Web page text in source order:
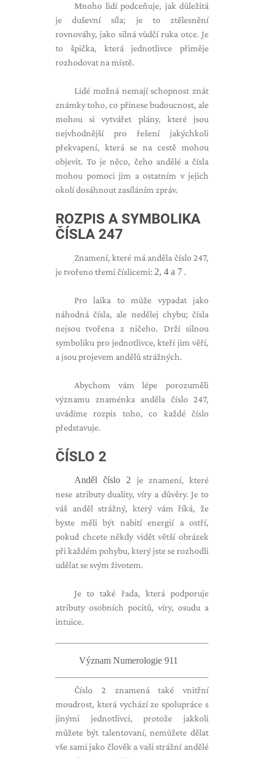
Mnoho lidí podceňuje, jak důležitá
je duševní síla; je to ztělesnění
rovnováhy, jako silná vůdčí ruka otce. Je
to špička, která jednotlivce přiměje
rozhodovat na místě.
Lidé možná nemají schopnost znát
známky toho, co přinese budoucnost, ale
mohou si vytvářet plány, které jsou
nejvhodnější pro řešení jakýchkoli
překvapení, která se na cestě mohou
objevit. To je něco, čeho andělé a čísla
mohou pomoci jim a ostatním v jejich
okolí dosáhnout zasíláním zpráv.
ROZPIS A SYMBOLIKA
ČÍSLA 247
Znamení, které má anděla číslo 247,
je tvořeno třemi číslicemi: 2, 4 a 7 .
Pro laika to může vypadat jako
náhodná čísla, ale nedělej chybu; čísla
nejsou tvořena z ničeho. Drží silnou
symboliku pro jednotlivce, kteří jim věří,
a jsou projevem andělů strážných.
Abychom vám lépe porozuměli
významu znaménka anděla číslo 247,
uvádíme rozpis toho, co každé číslo
představuje.
ČÍSLO 2
Anděl číslo 2 je znamení, které
nese atributy duality, víry a důvěry. Je to
váš anděl strážný, který vám říká, že
byste měli být nabití energií a ostří,
pokud chcete někdy vidět větší obrázek
při každém pohybu, který jste se rozhodli
udělat se svým životem.
Je to také řada, která podporuje
atributy osobních pocitů, víry, osudu a
intuice.
Význam Numerologie 911
Číslo 2 znamená také vnitřní
moudrost, která vychází ze spolupráce s
jinými jednotlivci, protože jakkoli
můžete být talentovaní, nemůžete dělat
vše sami jako člověk a vaši strážní andělé